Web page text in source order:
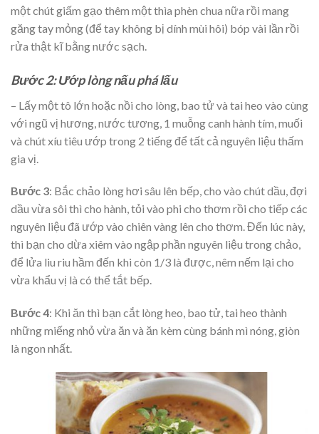
một chút giấm gạo thêm một thìa phèn chua nữa rồi mang
găng tay mỏng (để tay không bị dính mùi hôi) bóp vài lần rồi
rửa thật kĩ bằng nước sạch.
Bước 2: Ướp lòng nấu phá lấu
– Lấy một tô lớn hoặc nồi cho lòng, bao tử và tai heo vào cùng
với ngũ vị hương, nước tương, 1 muỗng canh hành tím, muối
và chút xíu tiêu ướp trong 2 tiếng để tất cả nguyên liệu thấm
gia vị.
Bước 3: Bắc chảo lòng hơi sâu lên bếp, cho vào chút dầu, đợi
dầu vừa sôi thì cho hành, tỏi vào phi cho thơm rồi cho tiếp các
nguyên liệu đã ướp vào chiên vàng lên cho thơm. Đến lúc này,
thì bạn cho dừa xiêm vào ngập phần nguyên liệu trong chảo,
để lửa liu riu hầm đến khi còn 1/3 là được, nêm nếm lại cho
vừa khẩu vị là có thể tắt bếp.
Bước 4: Khi ăn thì bạn cắt lòng heo, bao tử, tai heo thành
những miếng nhỏ vừa ăn và ăn kèm cùng bánh mì nóng, giòn
là ngon nhất.